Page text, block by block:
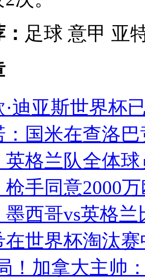
足球 意甲 亚
·迪亚斯世界杯
：国米在查洛
英格兰队全体
枪手同意2000
墨西哥vs英格
在世界杯淘汰
！加拿大主帅